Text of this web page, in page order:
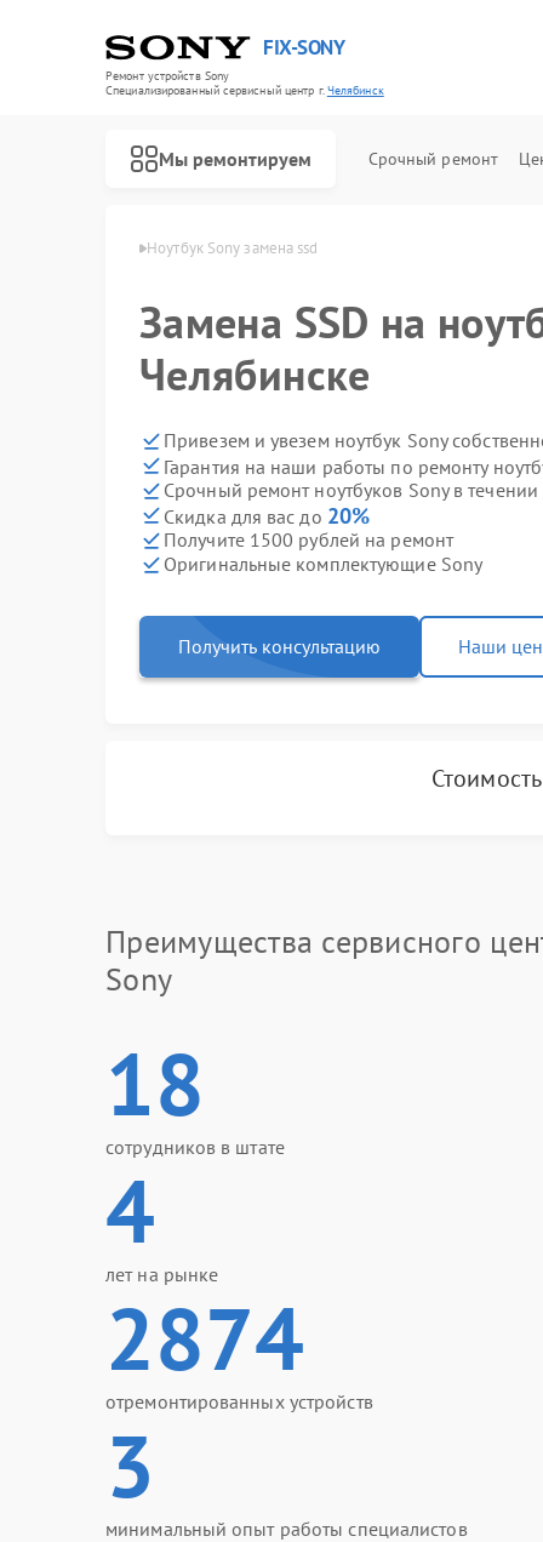
FIX-SONY
Ремонт устройств Sony
Специализированный cервисный центр г.Челябинск
Мы ремонтируем Срочный ремонт
Sony в Челябинске Ноутбук Sony замена ssd
Замена SSD на
Челябинске
Привезем и увезем ноутбук Sony
Гарантия на наши работы по ремонту
Срочный ремонт ноутбуков Sony в течении
Скидка для вас до 20%
Получите 1500 рублей на ремонт
Оригинальные комплектующие Sony
Получить консультацию Наши
Преимущества сервисного
Sony
18
сотрудников в штате
4
лет на рынке
2874
отремонтированных устройств
3
минимальный опыт работы специалистов